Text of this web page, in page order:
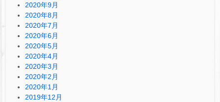
2020年9月
2020年8月
2020年7月
2020年6月
2020年5月
2020年4月
2020年3月
2020年2月
2020年1月
2019年12月